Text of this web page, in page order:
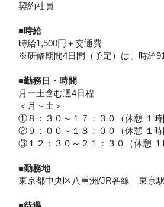
契約社員
■時給
時給1,500円＋交通費
※研修期間4日間（予定）は、時給
■勤務日・ 時間
月ー土含む週4日程
＜月～土＞
①８：３０～１７：３０（休憩 １
②９：００～１８：００（休憩 １
③１２：３０～２１：３０（休憩
■勤務地
東京都中央区八重洲/JR各線 東京